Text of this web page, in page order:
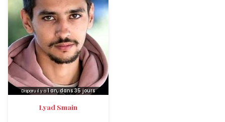
Disparu il y a1an, dans 35 jours
Lyad Smain